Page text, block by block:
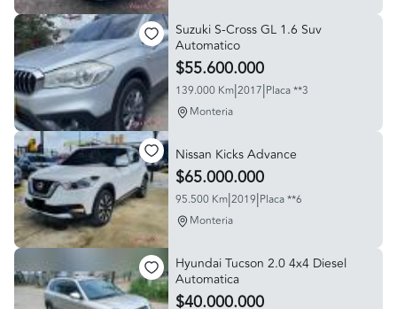
Suzuki S-Cross GL 1.6 Suv
Automatico
$55.600.000
139.000 Km|2017|Placa **3
Monteria
Nissan Kicks Advance
$65.000.000
95.500 Km|2019|Placa **6
Monteria
Hyundai Tucson 2.0 4x4 Diesel
Automatica
$40.000.000